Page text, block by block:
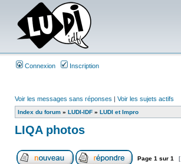
Connexion Inscription
Voir les messages sans réponses | Voir les sujets actifs
Index du forum » LUDI-IDF » LUDI et Impro
LIQA photos
Page 1 sur 1